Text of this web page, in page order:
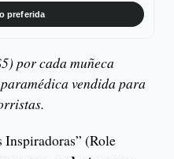
preferida
por cada muñeca
vendida para
(Role